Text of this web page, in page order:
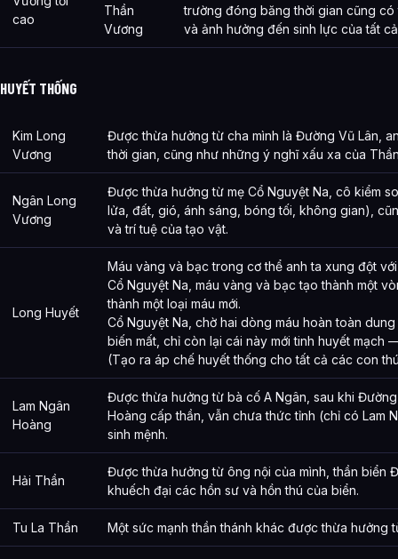
cao
Thần
Vương
trường đóng băng thời gian cũng
và ảnh hưởng đến sinh lực của tất
HUYẾT THỐNG
Kim Long
Vương
Được thừa hưởng từ cha mình là Đường Vũ Lân,
thời gian, cũng như những ý nghĩ xấu xa của
Ngân Long
Vương
Được thừa hưởng từ mẹ Cổ Nguyệt Na, cô kiểm
lửa, đất, gió, ánh sáng, bóng tối, không gian),
và trí tuệ của tạo vật.
Long Huyết
Máu vàng và bạc trong cơ thể anh ta xung đột
Cổ Nguyệt Na, máu vàng và bạc tạo thành một
thành một loại máu mới.
Cổ Nguyệt Na, chờ hai dòng máu hoàn toàn
biến mất, chỉ còn lại cái này mới tinh huyết mạch
(Tạo ra áp chế huyết thống cho tất cả các con
Lam Ngân
Hoàng
Được thừa hưởng từ bà cố A Ngân, sau khi
Hoàng cấp thần, vẫn chưa thức tỉnh (chỉ có Lam
sinh mệnh.
Hải Thần
Được thừa hưởng từ ông nội của mình, thần biển
khuếch đại các hồn sư và hồn thú của biển.
Tu La Thần Một sức mạnh thần thánh khác được thừa hưởng